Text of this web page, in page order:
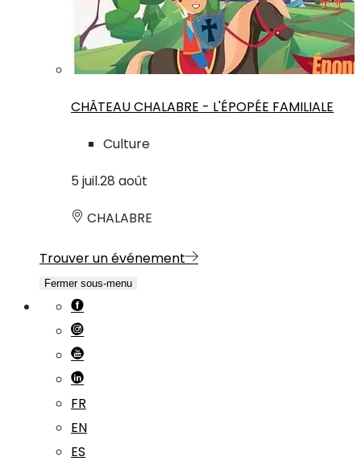
CHÂTEAU CHALABRE - L'ÉPOPÉE FAMILIALE
Culture
5 juil.28 août
CHALABRE
Trouver un événement
Fermer sous-menu
FR
EN
ES